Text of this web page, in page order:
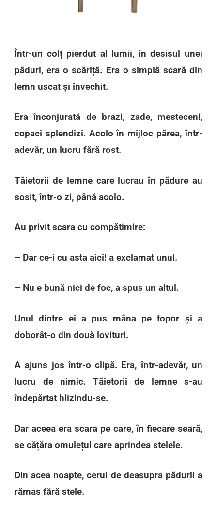
Într-un colț pierdut al lumii, în desișul unei
păduri, era o scăriță. Era o simplă scară din
lemn uscat și învechit.
Era înconjurată de brazi, zade, mesteceni,
copaci splendizi. Acolo în mijloc părea, într-
adevăr, un lucru fără rost.
Tăietorii de lemne care lucrau în pădure au
sosit, într-o zi, până acolo.
Au privit scara cu compătimire:
– Dar ce-i cu asta aici! a exclamat unul.
– Nu e bună nici de foc, a spus un altul.
Unul dintre ei a pus mâna pe topor și a
doborât-o din două lovituri.
A ajuns jos într-o clipă. Era, într-adevăr, un
lucru de nimic. Tăietorii de lemne s-au
îndepărtat hlizindu-se.
Dar aceea era scara pe care, în fiecare seară,
se cățăra omulețul care aprindea stelele.
Din acea noapte, cerul de deasupra pădurii a
rămas fără stele.